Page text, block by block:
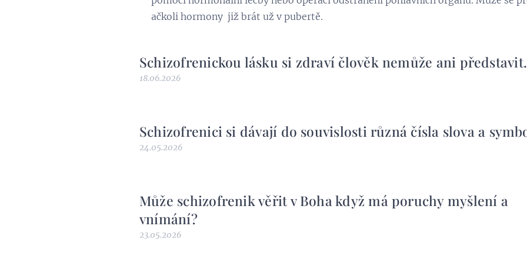
ačkoli hormony již brát už v pubertě.
Schizofrenickou lásku si zdraví člověk nemůže ani představit.
18.06.2026
Schizofrenici si dávají do souvislosti různá čísla slova a
24.05.2026
Může schizofrenik věřit v Boha když má poruchy myšlení a
vnímání?
23.05.2026